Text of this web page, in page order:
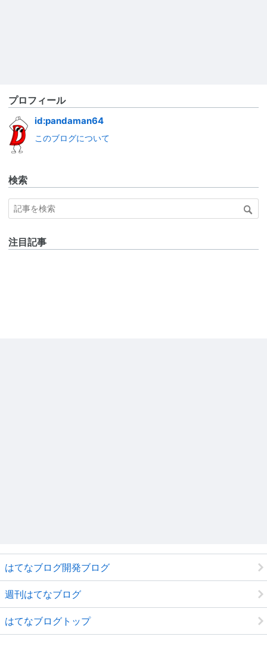
プロフィール
id:pandaman64
このブログについて
検索
注目記事
はてなブログ開発ブログ
週刊はてなブログ
はてなブログトップ